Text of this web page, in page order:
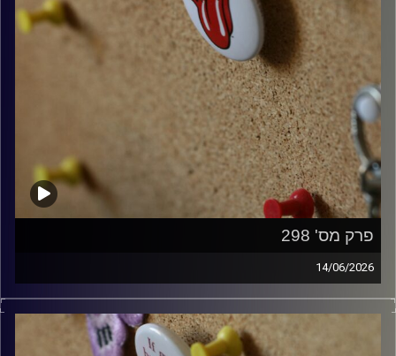
פרק מס' 298
14/06/2026
קלאסיקות רוק עם אורן הוף.
włodi